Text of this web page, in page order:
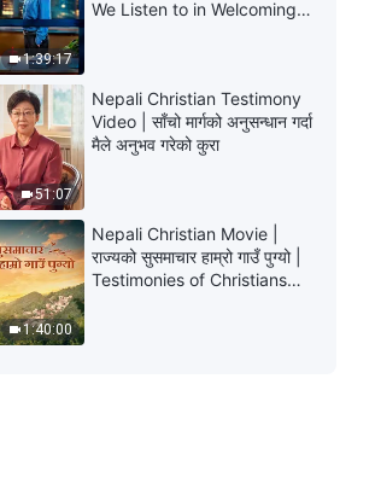
9:03
चरणहरू | अंश १३
5:09
परमेश्‍वरका दैनिक वचनहरू: कार्यका तीन
चरणहरू | अंश १४
9:08
परमेश्‍वरका दैनिक वचनहरू: कार्यका तीन
चरणहरू | अंश १५
1:39:17
We Listen to in Welcoming
51:07
Nepali Christian Testimony
Video | साँचो मार्गको अनुसन्धान गर्दा
मैले अनुभव गरेको कुरा
1:40:00
Nepali Christian Movie |
राज्यको सुसमाचार हाम्रो गाउँ पुग्यो |
Testimonies of Christians